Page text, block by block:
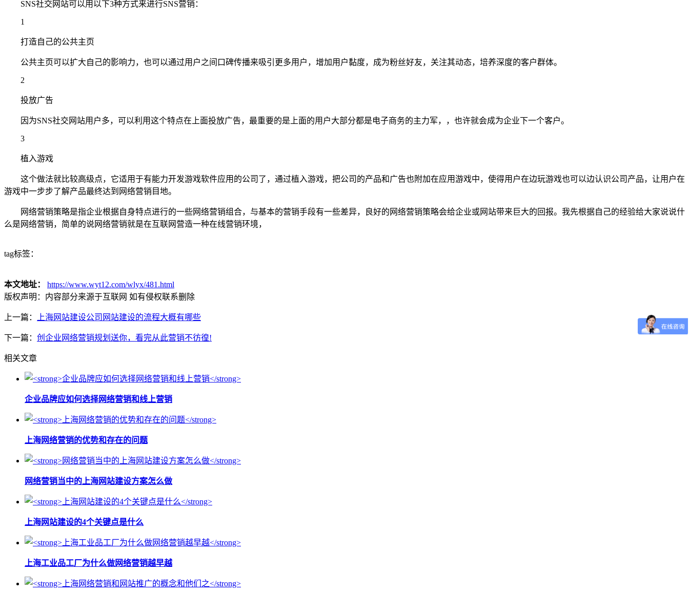
SNS社交网站可以用以下3种方式来进行SNS营销：
1
打造自己的公共主页
公共主页可以扩大自己的影响力，也可以通过用户之间口碑传播来吸引更多用户，增加用户黏度，成为粉丝好友，关注其动态，培养深度的客户群体。
2
投放广告
因为SNS社交网站用户多，可以利用这个特点在上面投放广告，最重要的是上面的用户大部分都是电子商务的主力军，，也许就会成为企业下一个客户。
3
植入游戏
这个做法就比较高级点，它适用于有能力开发游戏软件应用的公司了，通过植入游戏，把公司的产品和广告也附加在应用游戏中，使得用户在边玩游戏也可以边认识公司产品，让用户在
游戏中一步步了解产品最终达到网络营销目地。
网络营销策略是指企业根据自身特点进行的一些网络营销组合，与基本的营销手段有一些差异，良好的网络营销策略会给企业或网站带来巨大的回报。我先根据自己的经验给大家说说什
么是网络营销，简单的说网络营销就是在互联网营造一种在线营销环境，
tag标签：
本文地址：
https://www.wyt12.com/wlyx/481.html
版权声明： 内容部分来源于互联网 如有侵权联系删除
上一篇： 上海网站建设公司网站建设的流程大概有哪些
下一篇： 创企业网络营销规划送你，看完从此营销不彷徨!
相关文章
企业品牌应如何选择网络营销和线上营销
上海网络营销的优势和存在的问题
网络营销当中的上海网站建设方案怎么做
上海网站建设的4个关键点是什么
上海工业品工厂为什么做网络营销越早越